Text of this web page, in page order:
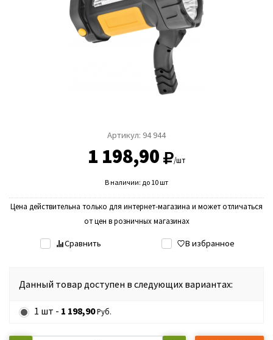
Артикул: 94 944
1 198,90 /шт
В наличии: до 10 шт
Цена действительна только для интернет-магазина и может отличаться
от цен в розничных магазинах
Сравнить В избранное
Данный товар доступен в следующих вариантах:
1 шт - 1 198,90Руб.